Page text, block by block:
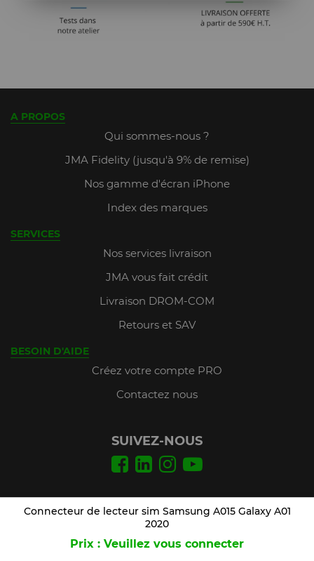
Connecteur de lecteur sim Samsung A015 Galaxy A01
2020
Prix : Veuillez vous connecter
A PROPOS
Qui sommes-nous ?
JMA Fidelity (jusqu'à 9% de remise)
Nos gamme d'écran iPhone
Index des marques
SERVICES
Nos services livraison
JMA vous fait crédit
Livraison DROM-COM
Retours et SAV
BESOIN D'AIDE
Créez votre compte PRO
Contactez nous
SUIVEZ-NOUS
Mentions légales
Plan du site